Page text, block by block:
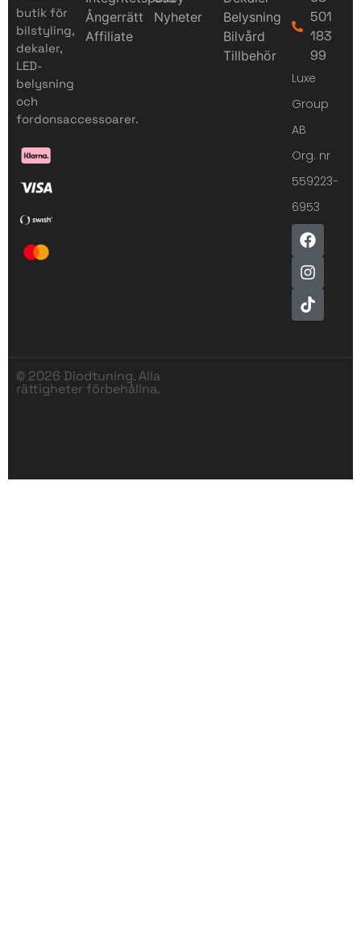
butik för
bilstyling,
dekaler,
LED-
belysning
och
fordonsaccessoarer.
Ångerrätt
Affiliate
Nyheter
Belysning
Bilvård
Tillbehör
501
183
99
Luxe
Group
AB
Org. nr
559223-
6953
© 2026 Diodtuning. Alla
rättigheter förbehållna.